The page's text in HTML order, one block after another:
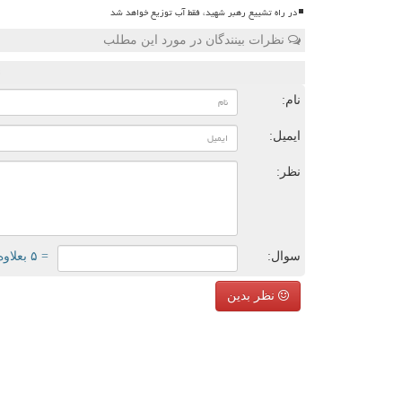
در راه تشییع رهبر شهید، فقط آب توزیع خواهد شد
نظرات بینندگان در مورد این مطلب
نام:
ایمیل:
نظر:
سوال: = ۵ بعلاوه ۵
نظر بدین